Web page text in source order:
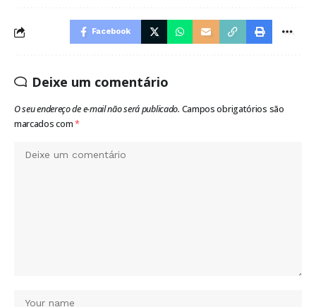
Facebook
Deixe um comentário
O seu endereço de e-mail não será publicado. Campos obrigatórios são
marcados com*